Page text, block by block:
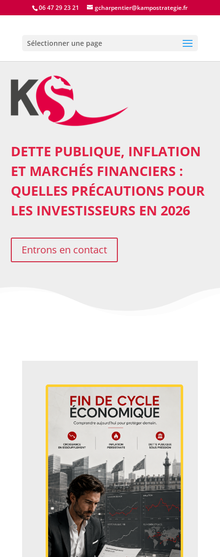
06 47 29 23 21 gcharpentier@kampostrategie.fr
Sélectionner une page
DETTE PUBLIQUE, INFLATION
ET MARCHÉS FINANCIERS :
QUELLES PRÉCAUTIONS POUR
LES INVESTISSEURS EN 2026
Entrons en contact